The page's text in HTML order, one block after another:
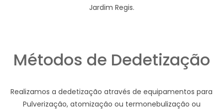
Jardim Regis.
Métodos de Dedetização
Realizamos a dedetização através de equipamentos para
Pulverização, atomização ou termonebulização ou